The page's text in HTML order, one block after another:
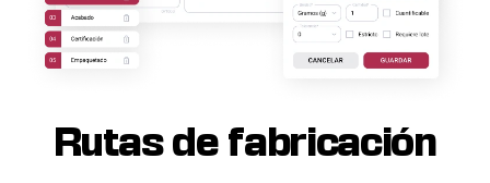
Rutas de fabricación